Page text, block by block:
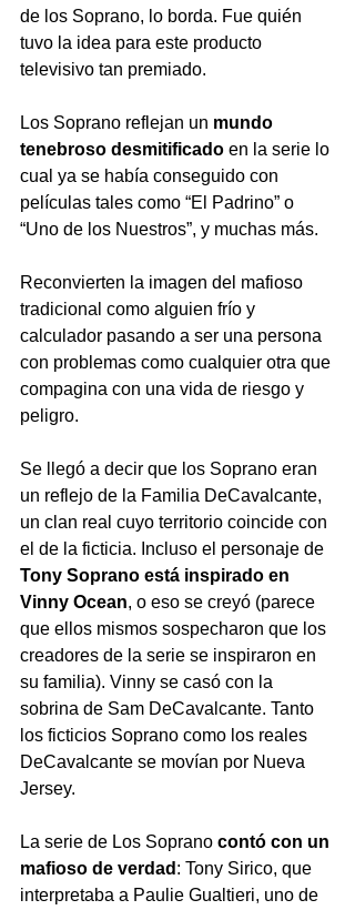
de los Soprano, lo borda. Fue quién
tuvo la idea para este producto
televisivo tan premiado.
Los Soprano reflejan un mundo
tenebroso desmitificado en la serie lo
cual ya se había conseguido con
películas tales como “El Padrino” o
“Uno de los Nuestros”, y muchas más.
Reconvierten la imagen del mafioso
tradicional como alguien frío y
calculador pasando a ser una persona
con problemas como cualquier otra que
compagina con una vida de riesgo y
peligro.
Se llegó a decir que los Soprano eran
un reflejo de la Familia DeCavalcante,
un clan real cuyo territorio coincide con
el de la ficticia. Incluso el personaje de
Tony Soprano está inspirado en
Vinny Ocean, o eso se creyó (parece
que ellos mismos sospecharon que los
creadores de la serie se inspiraron en
su familia). Vinny se casó con la
sobrina de Sam DeCavalcante. Tanto
los ficticios Soprano como los reales
DeCavalcante se movían por Nueva
Jersey.
La serie de Los Soprano contó con un
mafioso de verdad : Tony Sirico, que
interpretaba a Paulie Gualtieri, uno de